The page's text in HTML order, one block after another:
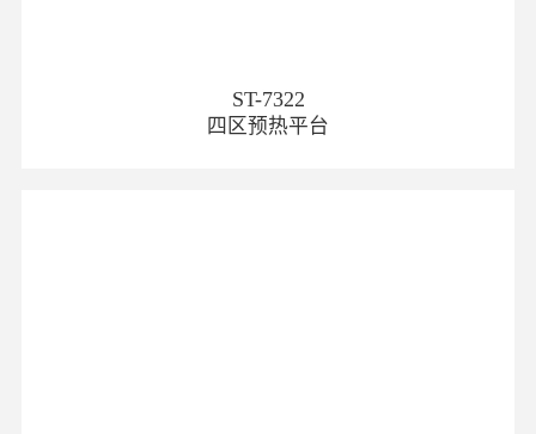
ST-7322
四区预热平台